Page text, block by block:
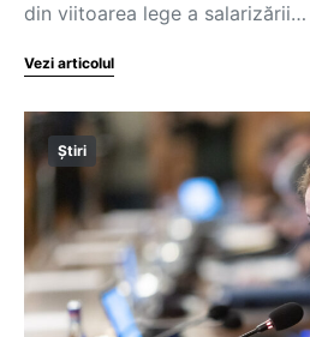
din viitoarea lege a salarizării…
Vezi articolul
Știri